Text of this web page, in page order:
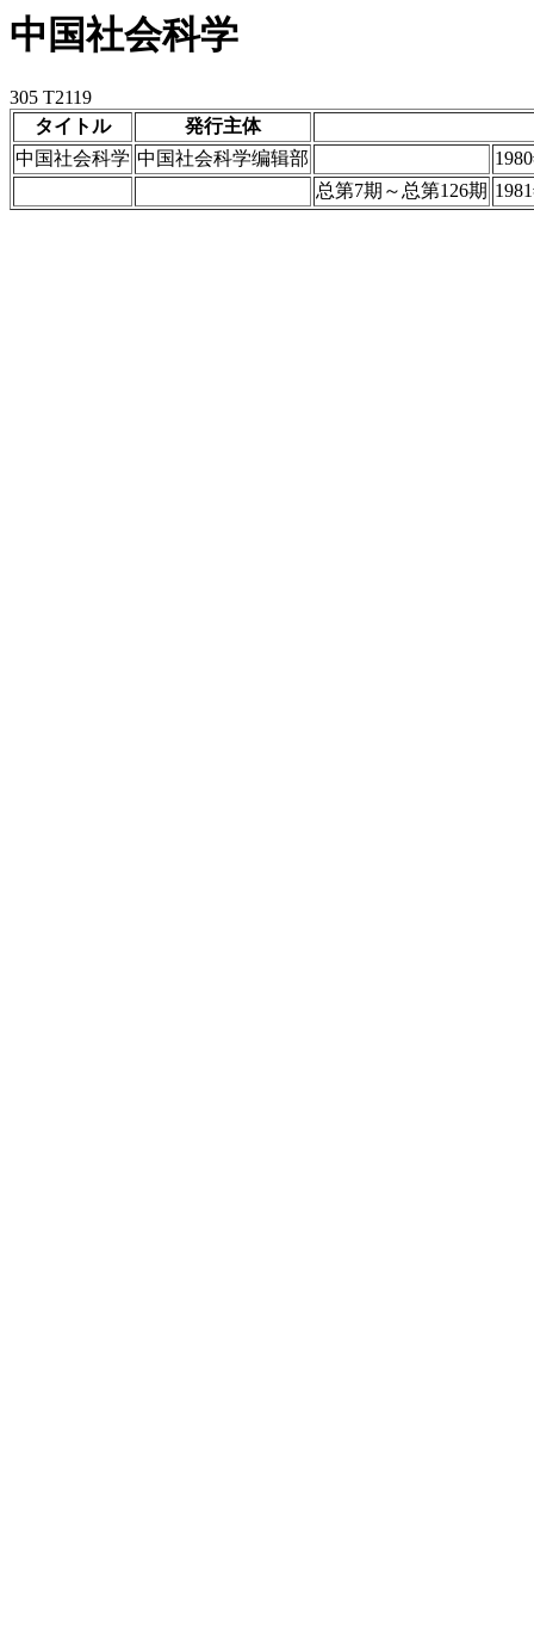
中国社会科学
305 T2119
タイトル
発行主体
中国社会科学 中国社会科学编辑部
总第7期～总第126期